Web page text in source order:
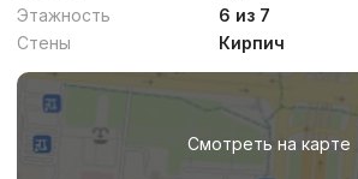
Этажность
6 из 7
Стены
Кирпич
Смотреть на карте